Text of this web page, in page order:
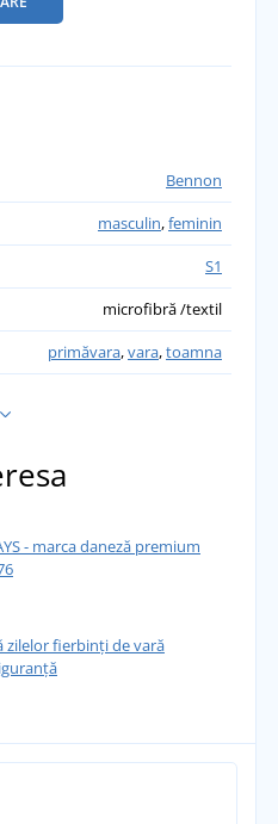
Bennon
masculin,feminin
S1
microfibră /textil
primăvara,vara,toamna
- marca daneză premium
zilelor fierbinți de vară